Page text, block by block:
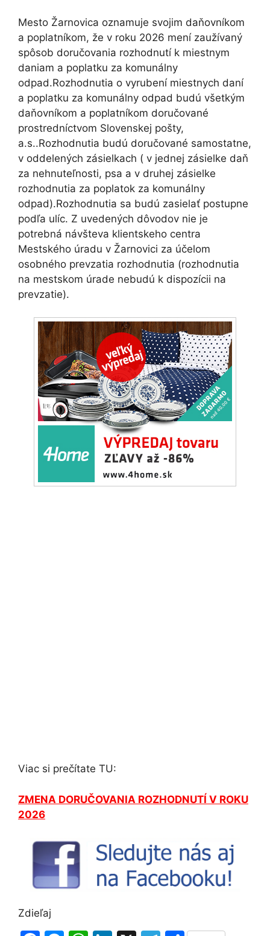
Mesto Žarnovica oznamuje svojim daňovníkom
a poplatníkom, že v roku 2026 mení zaužívaný
spôsob doručovania rozhodnutí k miestnym
daniam a poplatku za komunálny
odpad.Rozhodnutia o vyrubení miestnych daní
a poplatku za komunálny odpad budú všetkým
daňovníkom a poplatníkom doručované
prostredníctvom Slovenskej pošty,
a.s..Rozhodnutia budú doručované samostatne,
v oddelených zásielkach ( v jednej zásielke daň
za nehnuteľnosti, psa a v druhej zásielke
rozhodnutia za poplatok za komunálny
odpad).Rozhodnutia sa budú zasielať postupne
podľa ulíc. Z uvedených dôvodov nie je
potrebná návšteva klientskeho centra
Mestského úradu v Žarnovici za účelom
osobného prevzatia rozhodnutia (rozhodnutia
na mestskom úrade nebudú k dispozícii na
prevzatie).
Viac si prečítate TU:
ZMENA DORUČOVANIA ROZHODNUTÍ V ROKU
2026
Zdieľaj